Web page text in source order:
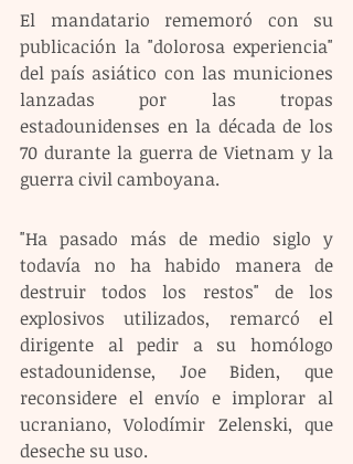
El mandatario rememoró con su
publicación la "dolorosa experiencia"
del país asiático con las municiones
lanzadas por las tropas
estadounidenses en la década de los
70 durante la guerra de Vietnam y la
guerra civil camboyana.
"Ha pasado más de medio siglo y
todavía no ha habido manera de
destruir todos los restos" de los
explosivos utilizados, remarcó el
dirigente al pedir a su homólogo
estadounidense, Joe Biden, que
reconsidere el envío e implorar al
ucraniano, Volodímir Zelenski, que
deseche su uso.